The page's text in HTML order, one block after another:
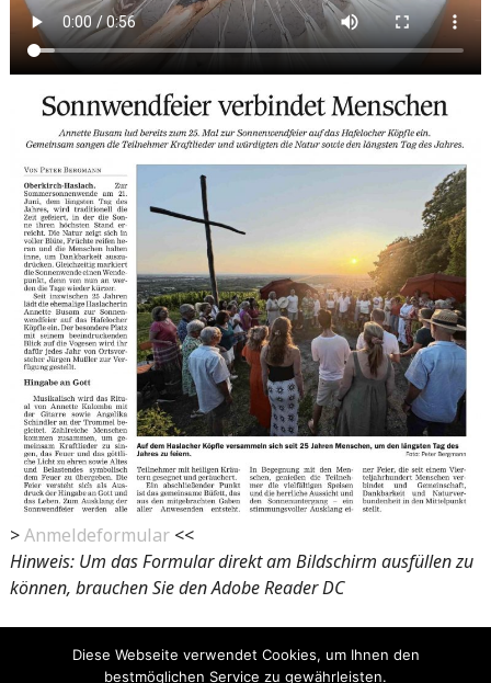
>Anmeldeformular<<
Hinweis: Um das Formular direkt am Bildschirm ausfüllen zu
können, brauchen Sie den Adobe Reader DC
Diese Webseite verwendet Cookies, um Ihnen den
bestmöglichen Service zu gewährleisten.